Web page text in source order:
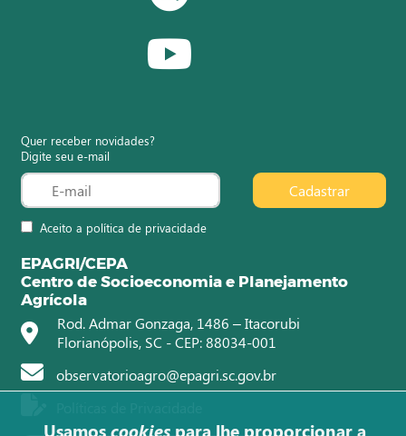
Quer receber novidades?
Digite seu e-mail
Aceito a política de privacidade
Cadastrar
EPAGRI/CEPA
Centro de Socioeconomia e Planejamento
Agrícola
Rod. Admar Gonzaga, 1486 – Itacorubi
Florianópolis, SC - CEP: 88034-001
observatorioagro@epagri.sc.gov.br
Usamos cookies para lhe proporcionar a